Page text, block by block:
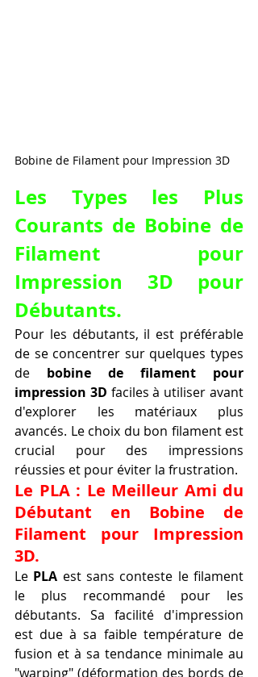
Bobine de Filament pour Impression 3D
Les Types les Plus
Courants de Bobine de
Filament pour
Impression 3D pour
Débutants.
Pour les débutants, il est préférable
de se concentrer sur quelques types
de bobine de filament pour
impression 3D faciles à utiliser avant
d'explorer les matériaux plus
avancés. Le choix du bon filament est
crucial pour des impressions
réussies et pour éviter la frustration.
Le PLA : Le Meilleur Ami du
Débutant en Bobine de
Filament pour Impression
3D.
Le PLA est sans conteste le filament
le plus recommandé pour les
débutants. Sa facilité d'impression
est due à sa faible température de
fusion et à sa tendance minimale au
"warping" (déformation des bords de